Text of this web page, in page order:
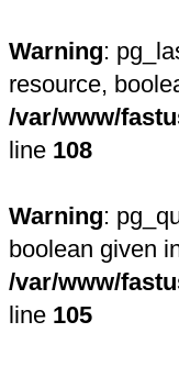
Warning:
resource,
/var/www/
line 108
Warning:
boolean given
/var/www/
line 105